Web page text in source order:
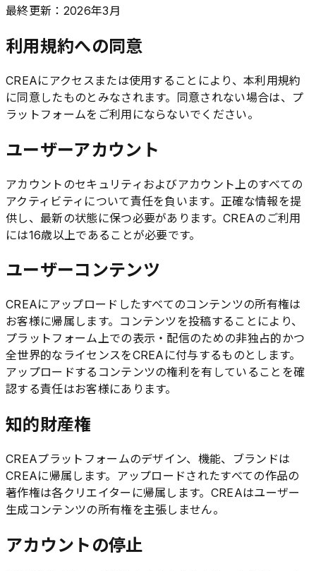
最終更新：2026年3月
利用規約への同意
CREAにアクセスまたは使用することにより、本利用規約
に同意したものとみなされます。同意されない場合は、プ
ラットフォームをご利用にならないでください。
ユーザーアカウント
アカウントのセキュリティおよびアカウント上のすべての
アクティビティについて責任を負います。正確な情報を提
供し、最新の状態に保つ必要があります。CREAのご利用
には16歳以上であることが必要です。
ユーザーコンテンツ
CREAにアップロードしたすべてのコンテンツの所有権は
お客様に帰属します。コンテンツを投稿することにより、
プラットフォーム上での表示・配信のための非独占的かつ
全世界的なライセンスをCREAに付与するものとします。
アップロードするコンテンツの権利を有していることを確
認する責任はお客様にあります。
知的財産権
CREAプラットフォームのデザイン、機能、ブランドは
CREAに帰属します。アップロードされたすべての作品の
著作権は各クリエイターに帰属します。CREAはユーザー
生成コンテンツの所有権を主張しません。
アカウントの停止